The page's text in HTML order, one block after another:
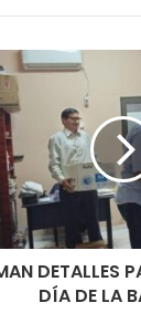
DETALLES
DÍA DE LA